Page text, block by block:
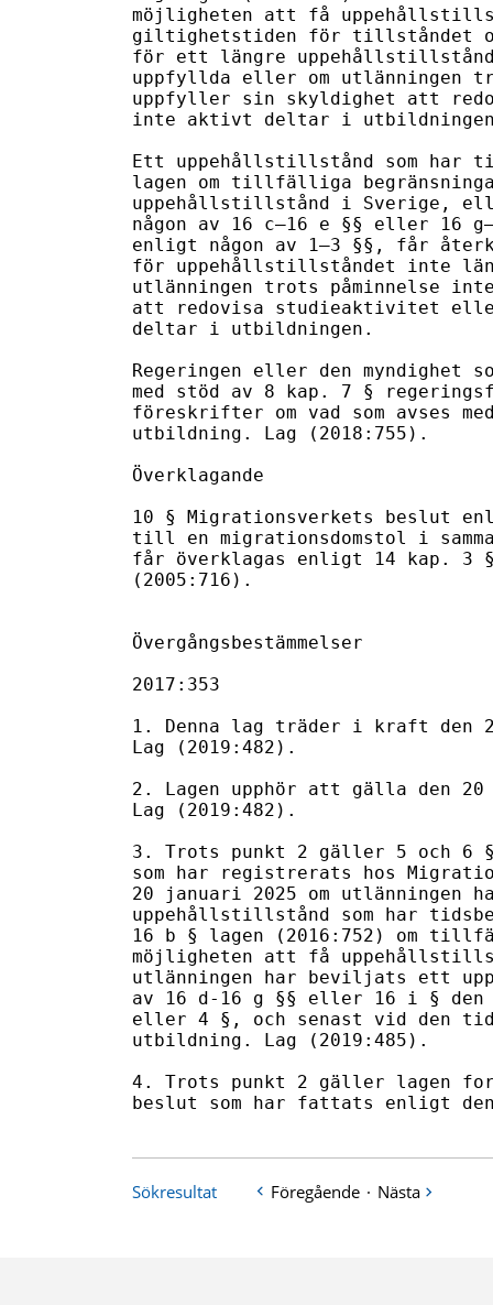
möjligheten att få
giltighetstiden för tillståndet
för ett längre
uppfyllda eller om utlänningen
uppfyller sin skyldighet att
inte aktivt deltar i
Ett uppehållstillstånd som har
lagen om tillfälliga
uppehållstillstånd i Sverige,
någon av 16 c–16 e §§ eller 16
enligt någon av 1–3 §§, får
för uppehållstillståndet inte
utlänningen trots påminnelse
att redovisa studieaktivitet
deltar i utbildningen.
Regeringen eller den myndighet
med stöd av 8 kap. 7 §
föreskrifter om vad som avses
utbildning. Lag (2018:755).
Överklagande
10 § Migrationsverkets beslut
till en migrationsdomstol i
får överklagas enligt 14 kap. 3
(2005:716).
Övergångsbestämmelser
2017:353
1. Denna lag träder i kraft den
Lag (2019:482).
2. Lagen upphör att gälla den
Lag (2019:482).
3. Trots punkt 2 gäller 5 och 6
som har registrerats hos
20 januari 2025 om
uppehållstillstånd som har
16 b § lagen (2016:752) om
möjligheten att få
utlänningen har beviljats ett
av 16 d-16 g §§ eller 16 i §
eller 4 §, och senast vid den
utbildning. Lag (2019:485).
4. Trots punkt 2 gäller lagen
beslut som har fattats enligt
Sökresultat Föregående · Nästa